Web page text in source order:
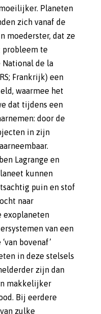
Planeten
zich vanaf de
moederster, dat ze
probleem te
de la
Frankrijk) een
waarmee het
dat tijdens een
door de
in zijn
Lagrange en
kunnen
puin en stof
naar
exoplaneten
van een
bovenaf’
in deze stelsels
zijn dan
makkelijker
Bij eerdere
zulke